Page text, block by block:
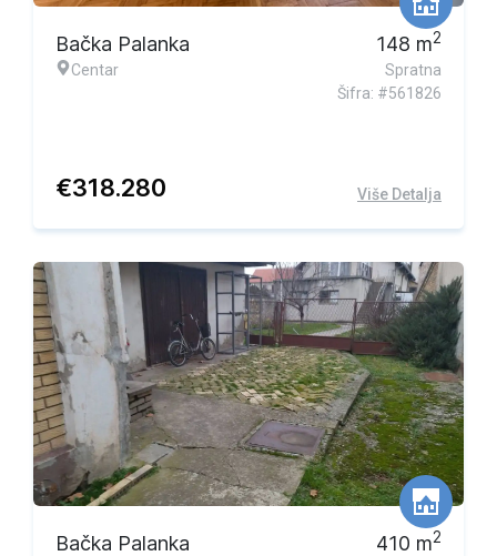
Bačka Palanka
Centar
148 m2
Spratna
Šifra: #561826
€318.280 Više Detalja
Bačka Palanka 410 m2